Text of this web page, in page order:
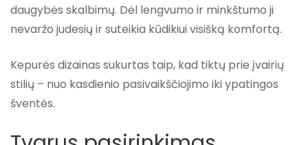
daugybės skalbimų. Dėl lengvumo ir minkštumo ji
nevaržo judesių ir suteikia kūdikiui visišką komfortą.
Kepurės dizainas sukurtas taip, kad tiktų prie įvairių
stilių – nuo kasdienio pasivaikščiojimo iki ypatingos
šventės.